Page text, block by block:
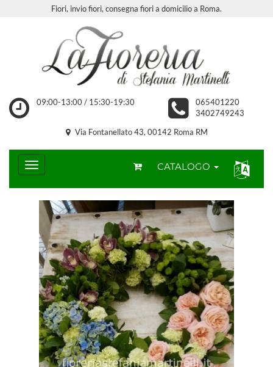
Fiori, invio fiori, consegna fiori a domicilio a Roma.
09:00-13:00 / 15:30-19:30
065401220
3402749243
Via Fontanellato 43, 00142 Roma RM
CATALOGO